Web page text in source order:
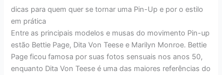
dicas para quem quer se tornar uma Pin-Up e por o estilo
em prática
Entre as principais modelos e musas do movimento Pin-up
estão Bettie Page, Dita Von Teese e Marilyn Monroe. Bettie
Page ficou famosa por suas fotos sensuais nos anos 50,
enquanto Dita Von Teese é uma das maiores referências do